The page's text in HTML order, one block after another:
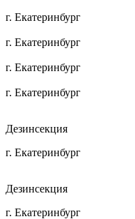
г. Екатеринбург
г. Екатеринбург
г. Екатеринбург
г. Екатеринбург
Дезинсекция
г. Екатеринбург
Дезинсекция
г. Екатеринбург